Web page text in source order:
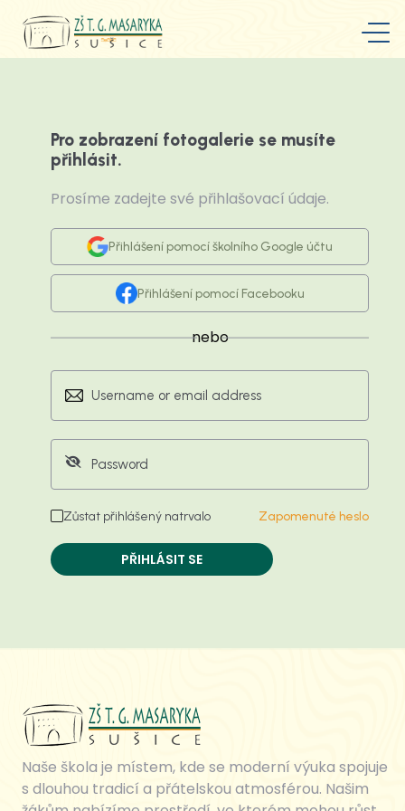
Pro zobrazení fotogalerie se musíte
přihlásit.
Prosíme zadejte své přihlašovací údaje.
Přihlášení pomocí školního Google účtu
Přihlášení pomocí Facebooku
nebo
Zůstat přihlášený natrvalo Zapomenuté heslo
PŘIHLÁSIT SE
Naše škola je místem, kde se moderní výuka spojuje
s dlouhou tradicí a přátelskou atmosférou. Našim